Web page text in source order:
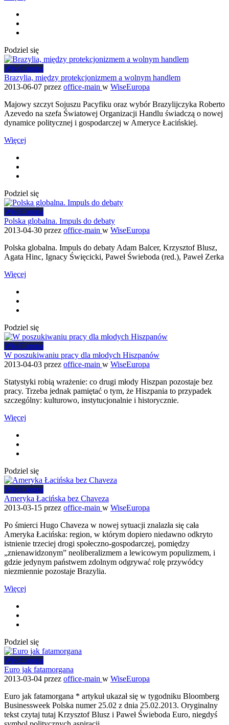
Podziel się
WiseEuropa
Brazylia, między protekcjonizmem a wolnym handlem
2013-06-07 przez office-main w WiseEuropa
Majowy szczyt Sojuszu Pacyfiku oraz wybór Brazylijczyka Roberto
Azevedo na szefa Światowej Organizacji Handlu świadczą o nowej
dynamice politycznej i gospodarczej w Ameryce Łacińskiej.
Więcej
Podziel się
WiseEuropa
Polska globalna. Impuls do debaty
2013-04-30 przez office-main w WiseEuropa
Polska globalna. Impuls do debaty Adam Balcer, Krzysztof Blusz,
Agata Hinc, Ignacy Święcicki, Paweł Świeboda (red.), Paweł Zerka
Więcej
Podziel się
WiseEuropa
W poszukiwaniu pracy dla młodych Hiszpanów
2013-04-03 przez office-main w WiseEuropa
Statystyki robią wrażenie: co drugi młody Hiszpan pozostaje bez
pracy. Trzeba jednak pamiętać o tym, że Hiszpania to przypadek
szczególny: kulturowo, instytucjonalnie i historycznie.
Więcej
Podziel się
WiseEuropa
Ameryka Łacińska bez Chaveza
2013-03-15 przez office-main w WiseEuropa
Po śmierci Hugo Chaveza w nowej sytuacji znalazła się cała
Ameryka Łacińska: region, w którym dopiero niedawno odkryto
istnienie trzeciej drogi społeczno-gospodarczej, pomiędzy
„znienawidzonym” neoliberalizmem a lewicowym populizmem, i
gdzie jedynym państwem zdolnym odgrywać rolę przywódcy
niezmiennie pozostaje Brazylia.
Więcej
Podziel się
WiseEuropa
Euro jak fatamorgana
2013-03-04 przez office-main w WiseEuropa
Euro jak fatamorgana * artykuł ukazał się w tygodniku Bloomberg
Businessweek Polska numer 25.02 z dnia 25.02.2013. Oryginalny
tekst czytaj tutaj Krzysztof Blusz i Paweł Świeboda Euro, niegdyś